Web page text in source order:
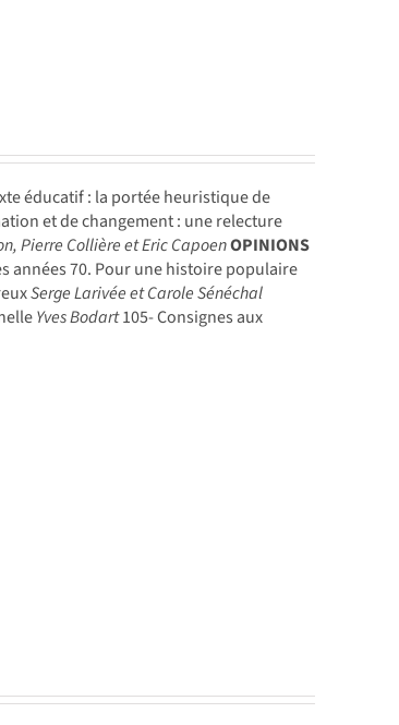
éducatif : la portée heuristique de
et de changement : une relecture
Pierre Collière et Eric CapoenOPINIONS
années 70. Pour une histoire populaire
Serge Larivée et Carole Sénéchal
Yves Bodart105- Consignes aux